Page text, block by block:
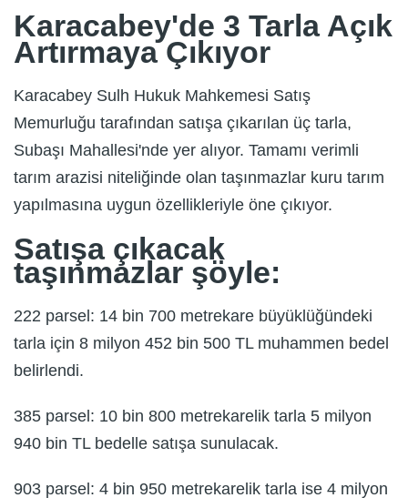
Karacabey'de 3 Tarla Açık
Artırmaya Çıkıyor
Karacabey Sulh Hukuk Mahkemesi Satış
Memurluğu tarafından satışa çıkarılan üç tarla,
Subaşı Mahallesi'nde yer alıyor. Tamamı verimli
tarım arazisi niteliğinde olan taşınmazlar kuru tarım
yapılmasına uygun özellikleriyle öne çıkıyor.
Satışa çıkacak
taşınmazlar şöyle:
222 parsel: 14 bin 700 metrekare büyüklüğündeki
tarla için 8 milyon 452 bin 500 TL muhammen bedel
belirlendi.
385 parsel: 10 bin 800 metrekarelik tarla 5 milyon
940 bin TL bedelle satışa sunulacak.
903 parsel: 4 bin 950 metrekarelik tarla ise 4 milyon